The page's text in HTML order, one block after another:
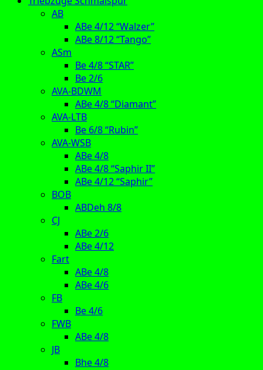
AB
ABe 4/12 “Walzer”
ABe 8/12 “Tango”
ASm
Be 4/8 “STAR”
Be 2/6
AVA-BDWM
ABe 4/8 “Diamant”
AVA-LTB
Be 6/8 “Rubin”
AVA-WSB
ABe 4/8
ABe 4/8 “Saphir II”
ABe 4/12 “Saphir”
BOB
ABDeh 8/8
CJ
ABe 2/6
ABe 4/12
Fart
ABe 4/8
ABe 4/6
FB
Be 4/6
FWB
ABe 4/8
JB
Bhe 4/8